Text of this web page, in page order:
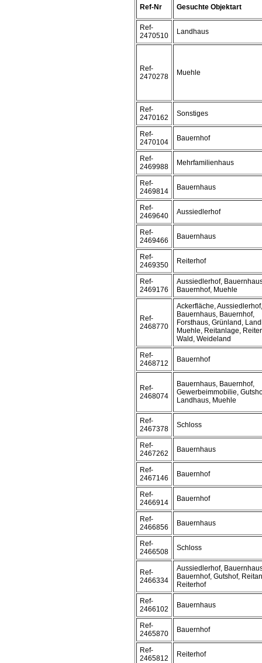
Ref-Nr Gesuchte Objektart
Ref-
2470510
Landhaus
Ref-
2470278
Muehle
Ref-
2470162
Sonstiges
Ref-
2470104
Bauernhof
Ref-
2469988
Mehrfamilienhaus
Ref-
2469814
Bauernhaus
Ref-
2469640
Aussiedlerhof
Ref-
2469466
Bauernhaus
Ref-
2469350
Reiterhof
Ref-
2469176
Aussiedlerhof,
Bauernhof, Muehle
Ref-
2468770
Ackerfläche, Aussiedlerhof,
Bauernhaus, Bauernhof,
Forsthaus, Grünland,
Muehle, Reitanlage,
Wald, Weideland
Ref-
2468712
Bauernhof
Ref-
2468074
Bauernhaus, Bauernhof,
Gewerbeimmobilie,
Landhaus, Muehle
Ref-
2467378
Schloss
Ref-
2467262
Bauernhaus
Ref-
2467146
Bauernhof
Ref-
2466914
Bauernhof
Ref-
2466856
Bauernhaus
Ref-
2466508
Schloss
Ref-
2466334
Aussiedlerhof,
Bauernhof, Gutshof,
Reiterhof
Ref-
2466102
Bauernhaus
Ref-
2465870
Bauernhof
Ref-
2465812
Reiterhof